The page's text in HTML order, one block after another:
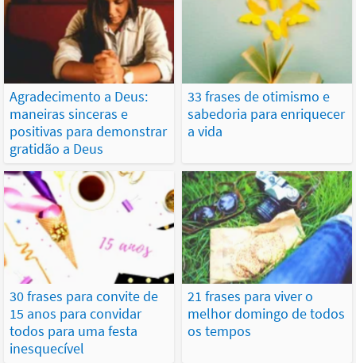
Agradecimento a Deus:
maneiras sinceras e
positivas para demonstrar
gratidão a Deus
33 frases de otimismo e
sabedoria para enriquecer
a vida
30 frases para convite de
15 anos para convidar
todos para uma festa
inesquecível
21 frases para viver o
melhor domingo de todos
os tempos